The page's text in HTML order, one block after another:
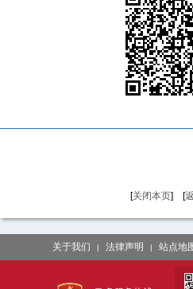
[关闭本页] [
关于我们 | 法律声明 | 站点地